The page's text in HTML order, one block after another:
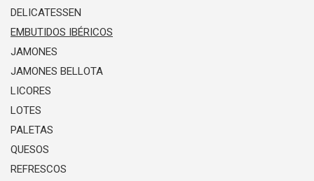
DELICATESSEN
EMBUTIDOS IBÉRICOS
JAMONES
JAMONES BELLOTA
LICORES
LOTES
PALETAS
QUESOS
REFRESCOS